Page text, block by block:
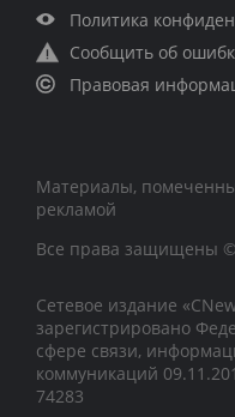
Политика
Сообщить об
Правовая
Материалы,
рекламой
Все права защищены ©
Сетевое издание
зарегистрировано
сфере связи,
коммуникаций
74283